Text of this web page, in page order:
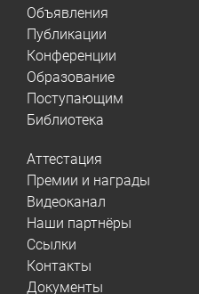
Объявления
Публикации
Конференции
Образование
Поступающим
Библиотека
Аттестация
Премии и награды
Видеоканал
Наши партнёры
Ссылки
Контакты
Документы